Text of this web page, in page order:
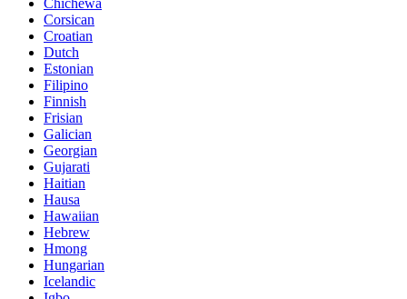
Chichewa
Corsican
Croatian
Dutch
Estonian
Filipino
Finnish
Frisian
Galician
Georgian
Gujarati
Haitian
Hausa
Hawaiian
Hebrew
Hmong
Hungarian
Icelandic